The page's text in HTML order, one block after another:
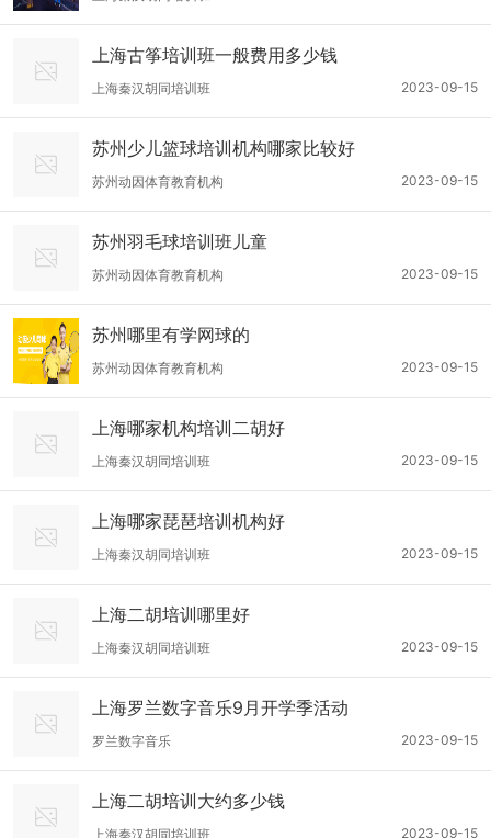
上海古筝培训班一般费用多少钱
2023-09-15
上海秦汉胡同培训班
苏州少儿篮球培训机构哪家比较好
2023-09-15
苏州动因体育教育机构
苏州羽毛球培训班儿童
2023-09-15
苏州动因体育教育机构
苏州哪里有学网球的
2023-09-15
苏州动因体育教育机构
上海哪家机构培训二胡好
2023-09-15
上海秦汉胡同培训班
上海哪家琵琶培训机构好
2023-09-15
上海秦汉胡同培训班
上海二胡培训哪里好
2023-09-15
上海秦汉胡同培训班
上海罗兰数字音乐9月开学季活动
2023-09-15
罗兰数字音乐
上海二胡培训大约多少钱
2023-09-15
上海秦汉胡同培训班